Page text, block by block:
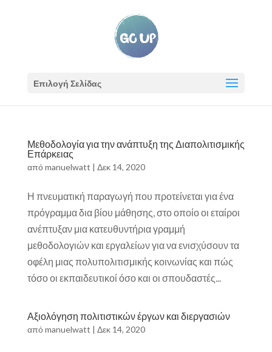
Επιλογή Σελίδας
Μεθοδολογία για την ανάπτυξη της Διαπολιτισμικής
Επάρκειας
απόmanuelwatt | Δεκ 14, 2020
Η πνευματική παραγωγή που προτείνεται για ένα
πρόγραμμα δια βίου μάθησης, στο οποίο οι εταίροι
ανέπτυξαν μια κατευθυντήρια γραμμή
μεθοδολογιών και εργαλείων για να ενισχύσουν τα
οφέλη μιας πολυπολιτισμικής κοινωνίας και πώς
τόσο οι εκπαιδευτικοί όσο και οι σπουδαστές...
Αξιολόγηση πολιτιστικών έργων και διεργασιών
απόmanuelwatt | Δεκ 14, 2020